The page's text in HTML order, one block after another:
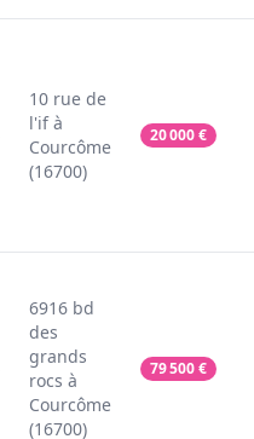
10 rue de
l'ifà
Courcôme
(16700)
20 000€
6916 bd
des
grands
rocs à
Courcôme
(16700)
79 500€